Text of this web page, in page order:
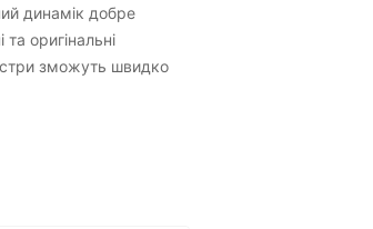
динамік добре
оригінальні
зможуть швидко